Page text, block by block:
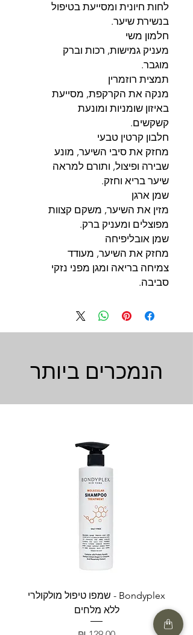
לחות חיונית ומסייעת בטיפול
בנשירת שיער.
חלמון משי
מעניק גמישות, רכות וברק
מוגבר.
תמצית רוזמרין
מנקה את הקרקפת, מסייעת
באיזון שומניות ומונעת
קשקשים.
חלבון קרטין טבעי
מחזק את סיבי השיער, מונע
שבירה ופיצול, ותורם למראה
שיער בריא וחזק.
שמן ארגן
מזין את השיער, משקם קצוות
מפוצלים ומעניק ברק.
שמן אובליפיחה
מחזק את השיער, מעודד
צמיחה בריאה ומגן מפני נזקי
סביבה.
הנמכרים ביותר
Bondyplex - שמפו טיפול מולקולרי
ללא מלחים